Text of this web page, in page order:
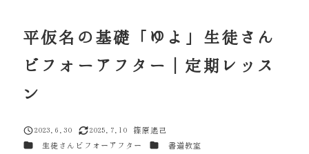
平仮名の基礎「ゆよ」生徒さん
ビフォーアフター｜定期レッス
ン
投稿日
2023.6.30
更新日
2025.7.10
篠原遙己
カテゴリー生徒さんビフォーアフター カテゴリー
書道教室